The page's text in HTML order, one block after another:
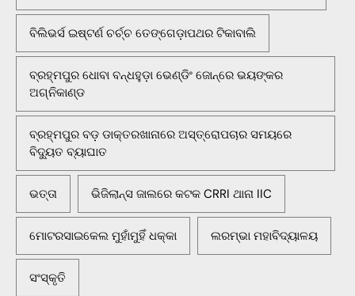
ବିଲିଭର୍ସ ଇଷ୍ଟର୍ଣ ଚର୍ଚ୍ଚ ତେଙ୍ଗେଡ଼ାପଥର ଟିକାବାଲି
ବ୍ରହ୍ମପୁର ଧୋବା ବନ୍ଧହୁଡ଼ା ଭେଣ୍ଡିଂ ଜୋନ୍‌ରେ ଭୟଙ୍କର
ଅଗ୍ନିକାଣ୍ଡ
ବ୍ରହ୍ମପୁର ବଡ଼ ଡାକ୍ତରଖାନାରେ ଅସ୍ତ୍ରୋପଚାର ସମୟରେ
ବିଦ୍ୟୁତ ବ୍ୟାଘାତ
ଭତ୍ତା ଭିଜିଲାନ୍ସ ଜାଲରେ କଟକ CRRI ଥାନା IIC
ମୋଟରସାଇକେଲ ମୁହାଁମୁହିଁ ଧକ୍କା ଲରମ୍ଭା ମହାବିଦ୍ୟାଳୟ
ସଂସ୍କୃତି